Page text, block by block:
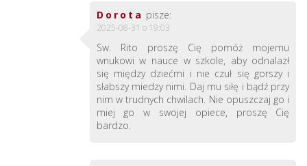
Dorota pisze:
2025-08-31 o 19:03
Sw. Rito proszę Cię pomóż mojemu
wnukowi w nauce w szkole, aby odnalazł
się między dziećmi i nie czuł się gorszy i
słabszy miedzy nimi. Daj mu siłę i bądź przy
nim w trudnych chwilach. Nie opuszczaj go i
miej go w swojej opiece, proszę Cię
bardzo.